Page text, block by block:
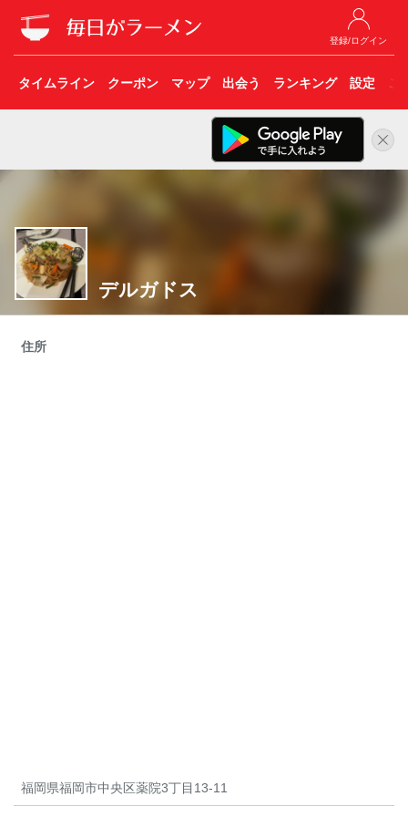
登録/ログイン
タイムライン クーポン マップ 出会う ランキング 設定 こ
デルガドス
住所
福岡県福岡市中央区薬院3丁目13-11